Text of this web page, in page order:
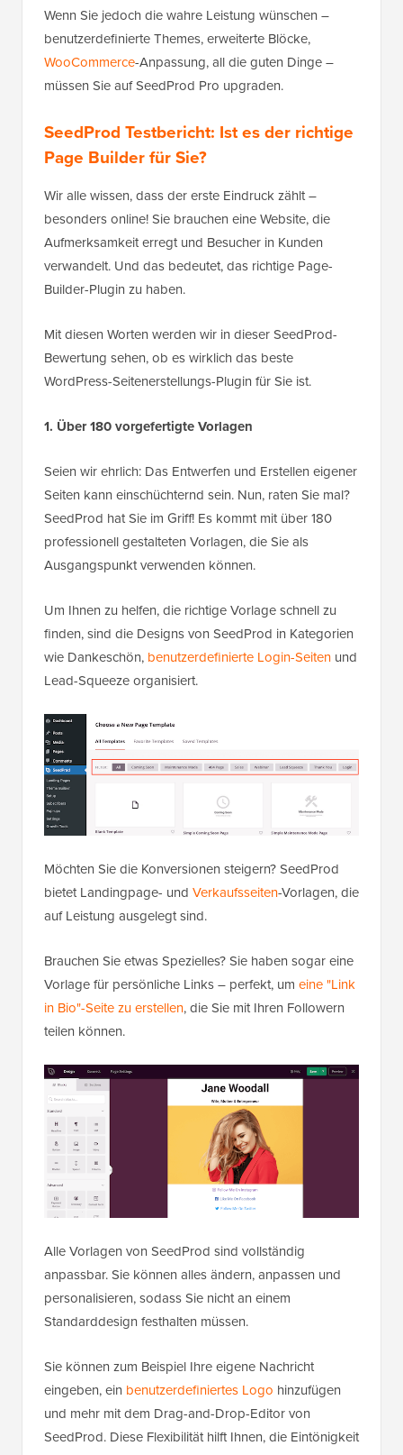
Wenn Sie jedoch die wahre Leistung wünschen –
benutzerdefinierte Themes, erweiterte Blöcke,
WooCommerce-Anpassung, all die guten Dinge –
müssen Sie auf SeedProd Pro upgraden.
SeedProd Testbericht: Ist es der richtige
Page Builder für Sie?
Wir alle wissen, dass der erste Eindruck zählt –
besonders online! Sie brauchen eine Website, die
Aufmerksamkeit erregt und Besucher in Kunden
verwandelt. Und das bedeutet, das richtige Page-
Builder-Plugin zu haben.
Mit diesen Worten werden wir in dieser SeedProd-
Bewertung sehen, ob es wirklich das beste
WordPress-Seitenerstellungs-Plugin für Sie ist.
1. Über 180 vorgefertigte Vorlagen
Seien wir ehrlich: Das Entwerfen und Erstellen eigener
Seiten kann einschüchternd sein. Nun, raten Sie mal?
SeedProd hat Sie im Griff! Es kommt mit über 180
professionell gestalteten Vorlagen, die Sie als
Ausgangspunkt verwenden können.
Um Ihnen zu helfen, die richtige Vorlage schnell zu
finden, sind die Designs von SeedProd in Kategorien
wie Dankeschön, benutzerdefinierte Login-Seiten und
Lead-Squeeze organisiert.
Möchten Sie die Konversionen steigern? SeedProd
bietet Landingpage- und Verkaufsseiten-Vorlagen, die
auf Leistung ausgelegt sind.
Brauchen Sie etwas Spezielles? Sie haben sogar eine
Vorlage für persönliche Links – perfekt, um eine "Link
in Bio"-Seite zu erstellen, die Sie mit Ihren Followern
teilen können.
Alle Vorlagen von SeedProd sind vollständig
anpassbar. Sie können alles ändern, anpassen und
personalisieren, sodass Sie nicht an einem
Standarddesign festhalten müssen.
Sie können zum Beispiel Ihre eigene Nachricht
eingeben, ein benutzerdefiniertes Logo hinzufügen
und mehr mit dem Drag-and-Drop-Editor von
SeedProd. Diese Flexibilität hilft Ihnen, die Eintönigkeit